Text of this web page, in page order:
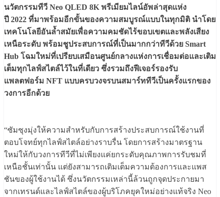
นวัตกรรมทีวี Neo QLED 8K พรีเมียมไลน์อัพล่าสุดแห่ง
ปี 2022 ที่มาพร้อมอีกขั้นของความสมบูรณ์แบบในทุกมิติ นำโดย
เทคโนโลยีอันล้ำสมัยเพื่อความคมชัดไร้ขอบเขตและพลังเสียง
เหนือระดับ พร้อมชูประสบการณ์ที่เป็นมากกว่าทีวีด้วย Smart
Hub โฉมใหม่ที่เปรียบเสมือนศูนย์กลางแห่งการเชื่อมต่อและเติม
เต็มทุกไลฟ์สไตล์ไว้ในที่เดียว ซึ่งรวมถึงฟีเจอร์รองรับ
แพลตฟอร์ม NFT แบบครบวงจรบนสมาร์ททีวีเป็นครั้งแรกของ
วงการอีกด้วย
“ซัมซุงมุ่งให้ความสำหรับกับการสร้างประสบการณ์ใช้งานที่
ตอบโจทย์ทุกไลฟ์สไตล์อย่างราบรื่น โดยการสร้างมาตรฐาน
ใหม่ให้กับวงการทีวีที่ไม่เพียงแค่ยกระดับคุณภาพการรับชมที่
เหนือชั้นเท่านั้น แต่ยังสามารถเติมเต็มความต้องการและแพส
ชันของผู้ใช้งานได้ ซึ่งนวัตกรรมเหล่านี้ล้วนถูกจุดประกายมา
จากเทรนด์และไลฟ์สไตล์ของผู้บริโภคยุคใหม่อย่างแท้จริง Neo